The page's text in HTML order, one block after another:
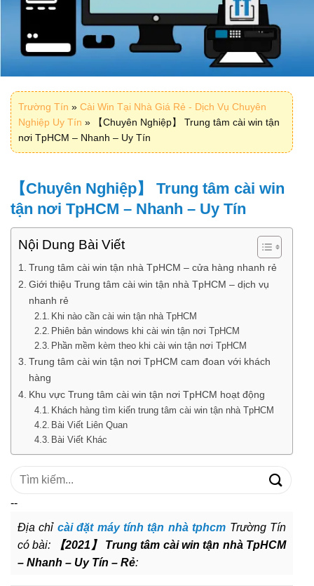
Trường Tín » Cài Win Tại Nhà Giá Rẻ - Dịch Vụ Chuyên
Nghiệp Uy Tín »
【Chuyên Nghiệp】 Trung tâm cài win tận
nơi TpHCM – Nhanh – Uy Tín
【Chuyên Nghiệp】 Trung tâm cài win
tận nơi TpHCM – Nhanh – Uy Tín
Nội Dung Bài Viết
Trung tâm cài win tận nhà TpHCM – cửa hàng nhanh rẻ
Giới thiệu Trung tâm cài win tận nhà TpHCM – dịch vụ
nhanh rẻ
Khi nào cần cài win tận nhà TpHCM
Phiên bản windows khi cài win tận nơi TpHCM
Phần mềm kèm theo khi cài win tận nơi TpHCM
Trung tâm cài win tận nơi TpHCM cam đoan với khách
hàng
Khu vực Trung tâm cài win tận nơi TpHCM hoạt động
Khách hàng tìm kiến trung tâm cài win tận nhà TpHCM
Bài Viết Liên Quan
Bài Viết Khác
Tìm
--
Địa chỉ cài đặt máy tính tận nhà tphcm Trường Tín
có bài:
【2021】 Trung tâm cài win tận nhà TpHCM
– Nhanh – Uy Tín – Rẻ: